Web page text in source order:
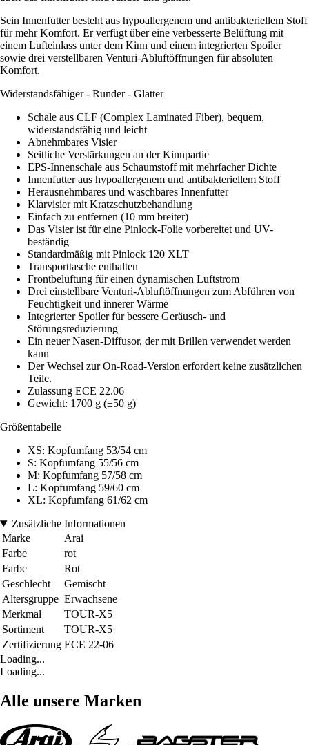
Sein Innenfutter besteht aus hypoallergenem und antibakteriellem Stoff
für mehr Komfort. Er verfügt über eine verbesserte Belüftung mit
einem Lufteinlass unter dem Kinn und einem integrierten Spoiler
sowie drei verstellbaren Venturi-Abluftöffnungen für absoluten
Komfort.
Widerstandsfähiger - Runder - Glatter
Schale aus CLF (Complex Laminated Fiber), bequem,
widerstandsfähig und leicht
Abnehmbares Visier
Seitliche Verstärkungen an der Kinnpartie
EPS-Innenschale aus Schaumstoff mit mehrfacher Dichte
Innenfutter aus hypoallergenem und antibakteriellem Stoff
Herausnehmbares und waschbares Innenfutter
Klarvisier mit Kratzschutzbehandlung
Einfach zu entfernen (10 mm breiter)
Das Visier ist für eine Pinlock-Folie vorbereitet und UV-
beständig
Standardmäßig mit Pinlock 120 XLT
Transporttasche enthalten
Frontbelüftung für einen dynamischen Luftstrom
Drei einstellbare Venturi-Abluftöffnungen zum Abführen von
Feuchtigkeit und innerer Wärme
Integrierter Spoiler für bessere Geräusch- und
Störungsreduzierung
Ein neuer Nasen-Diffusor, der mit Brillen verwendet werden
kann
Der Wechsel zur On-Road-Version erfordert keine zusätzlichen
Teile.
Zulassung ECE 22.06
Gewicht: 1700 g (±50 g)
Größentabelle
XS: Kopfumfang 53/54 cm
S: Kopfumfang 55/56 cm
M: Kopfumfang 57/58 cm
L: Kopfumfang 59/60 cm
XL: Kopfumfang 61/62 cm
Zusätzliche Informationen
Marke
Arai
Farbe
rot
Farbe
Rot
Geschlecht
Gemischt
Altersgruppe Erwachsene
Merkmal
TOUR-X5
Sortiment
TOUR-X5
Zertifizierung ECE 22-06
Loading...
Loading...
Alle unsere Marken